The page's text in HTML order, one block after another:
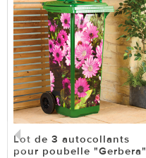
Lot de 3 autocollants
pour poubelle "Gerbera"